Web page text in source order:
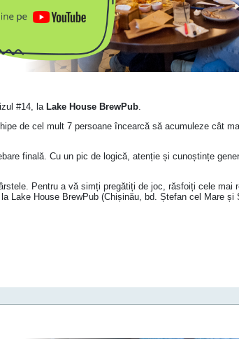
#14, la Lake House BrewPub.
de cel mult 7 persoane încearcă să acumuleze cât
finală. Cu un pic de logică, atenție și cunoștințe
Pentru a vă simți pregătiți de joc, răsfoiți cele
Lake House BrewPub (Chișinău, bd. Ștefan cel Mare și